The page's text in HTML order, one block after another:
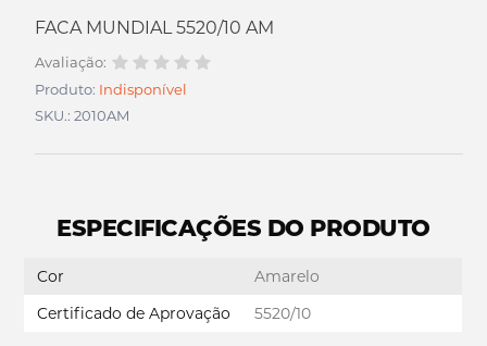
FACA MUNDIAL 5520/10 AM
Avaliação:
Produto: Indisponível
SKU.: 2010AM
ESPECIFICAÇÕES DO PRODUTO
Cor
Amarelo
Certificado de Aprovação
5520/10